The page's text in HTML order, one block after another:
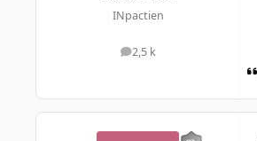
INpactien
2,5 k
messages